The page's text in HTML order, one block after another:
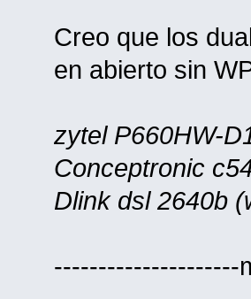
Creo que los
en abierto sin
zytel P660HW-
Conceptronic
Dlink dsl 2640b
---------------------